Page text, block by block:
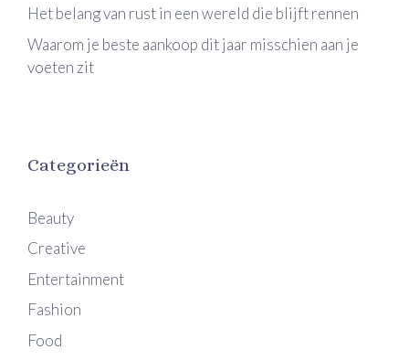
Het belang van rust in een wereld die blijft rennen
Waarom je beste aankoop dit jaar misschien aan je
voeten zit
Categorieën
Beauty
Creative
Entertainment
Fashion
Food